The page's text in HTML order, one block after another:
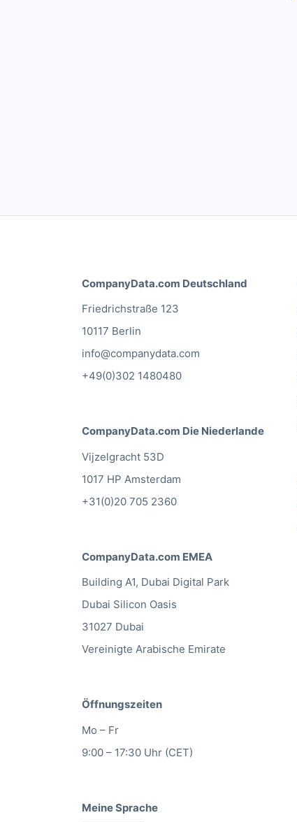
CompanyData.com Deutschland
Friedrichstraße 123
10117 Berlin
info@companydata.com
+49(0)302 1480480
CompanyData.com Die Niederlande
Vijzelgracht 53D
1017 HP Amsterdam
+31(0)20 705 2360
CompanyData.com EMEA
Building A1, Dubai Digital Park
Dubai Silicon Oasis
31027 Dubai
Vereinigte Arabische Emirate
Öffnungszeiten
Mo – Fr
9:00 – 17:30 Uhr (CET)
Meine Sprache